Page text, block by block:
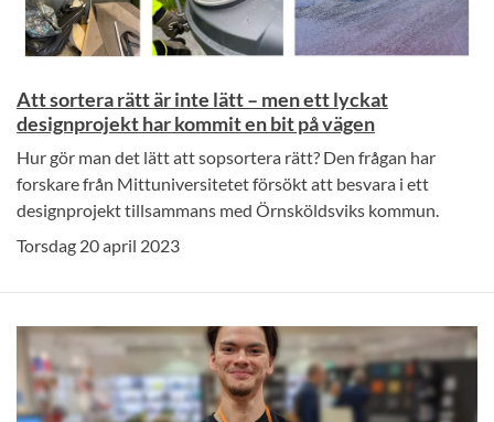
Att sortera rätt är inte lätt – men ett lyckat
designprojekt har kommit en bit på vägen
Hur gör man det lätt att sopsortera rätt? Den frågan har
forskare från Mittuniversitetet försökt att besvara i ett
designprojekt tillsammans med Örnsköldsviks kommun.
Torsdag 20 april 2023